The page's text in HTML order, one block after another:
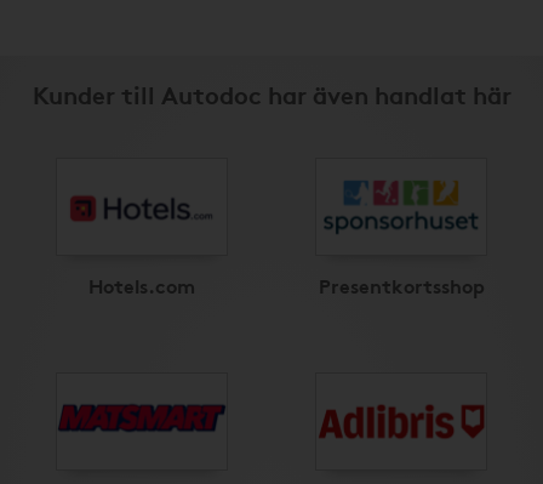
Kunder till Autodoc har även handlat här
Hotels.com Presentkortsshop